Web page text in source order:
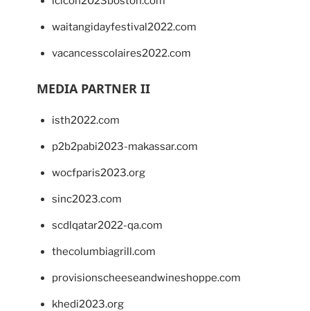
waitangidayfestival2022.com
vacancesscolaires2022.com
MEDIA PARTNER II
isth2022.com
p2b2pabi2023-makassar.com
wocfparis2023.org
sinc2023.com
scdlqatar2022-qa.com
thecolumbiagrill.com
provisionscheeseandwineshoppe.com
khedi2023.org